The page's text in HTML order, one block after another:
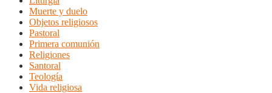
Muerte y duelo
Objetos religiosos
Pastoral
Primera comunión
Religiones
Santoral
Teología
Vida religiosa